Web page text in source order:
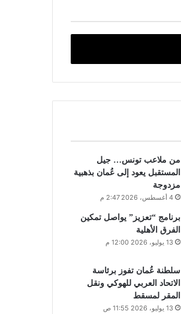
من ملاعب تونس… جيل
المستقبل يعود إلى عُمان بذهبية
مزدوجة
4 أغسطس، 2026 2:47 م
برنامج “تعزيز” يواصل تمكين
الفرق الأهلية
13 يوليو، 2026 12:00 م
سلطنة عُمان تفوز برئاسة
الاتحاد العربي للهوكي ونقل
المقر لمسقط
13 يوليو، 2026 11:55 ص